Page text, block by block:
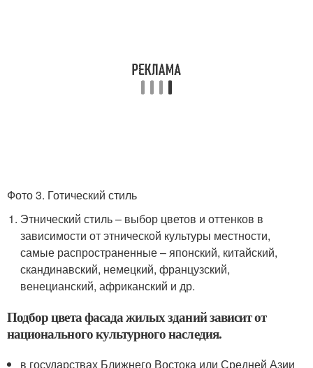
Фото 3. Готический стиль
Этнический стиль – выбор цветов и оттенков в
зависимости от этнической культуры местности,
самые распространенные – японский, китайский,
скандинавский, немецкий, французский,
венецианский, африканский и др.
Подбор цвета фасада жилых зданий зависит от
национального культурного наследия.
в государствах Ближнего Востока или Средней Азии